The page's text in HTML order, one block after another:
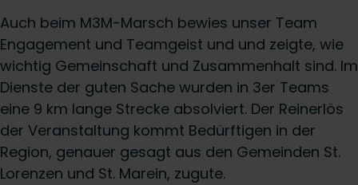
Auch beim M3M-Marsch bewies unser Team
Engagement und Teamgeist und und zeigte, wie
wichtig Gemeinschaft und Zusammenhalt sind. Im
Dienste der guten Sache wurden in 3er Teams
eine 9 km lange Strecke absolviert. Der Reinerlös
der Veranstaltung kommt Bedürftigen in der
Region, genauer gesagt aus den Gemeinden St.
Lorenzen und St. Marein, zugute.